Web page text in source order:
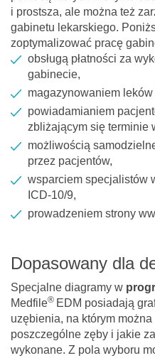
i prostsza, ale można też
gabinetu lekarskiego.
zoptymalizować pracę
obsługą płatności za
gabinecie,
magazynowaniem
powiadamianiem
zbliżającym się terminie
możliwością
przez pacjentów,
wsparciem specjalistów
ICD-10/9,
prowadzeniem strony
Dopasowany dla
Specjalne diagramy w
Medfile® EDM posiadają
uzębienia, na którym
poszczególne zęby i jakie
wykonane. Z pola wyboru